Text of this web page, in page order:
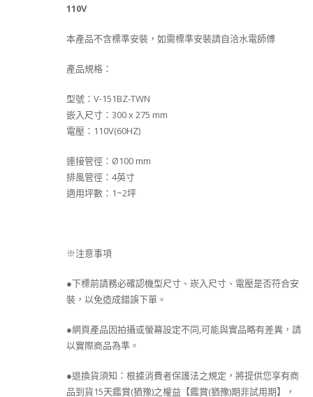
110V
本產品不含標準安裝，如需標準安裝請自洽水電師傅
產品規格：
型號：V-151BZ-TWN
嵌入尺寸：300 x 275 mm
電壓：110V(60HZ)
連接管徑：Ø100 mm
排風管徑：4英寸
適用坪數：1~2坪
※注意事項
●下標前請務必確認機型尺寸、崁入尺寸、電壓是否符合安
裝，以免造成錯誤下單。
●網頁產品因拍攝或螢幕設定不同,可能與實品略有差異，請
以實際商品為準。
●退換貨須知：根據消費者保護法之規定，將提供您享有商
品到貨15天鑑賞(猶豫)之權益【鑑賞(猶豫)期非試用期】，